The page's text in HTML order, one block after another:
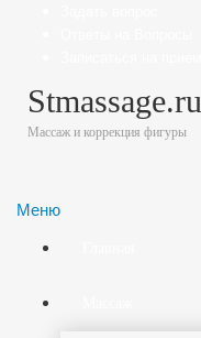
Stmassage.ru
Массаж и коррекция фигуры
Меню